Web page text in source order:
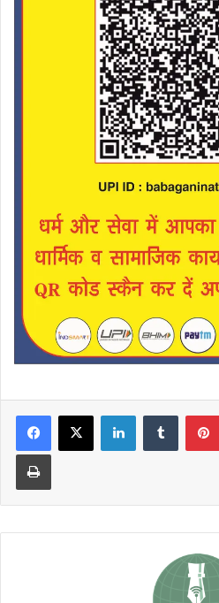
LinkedInTumblr
Print